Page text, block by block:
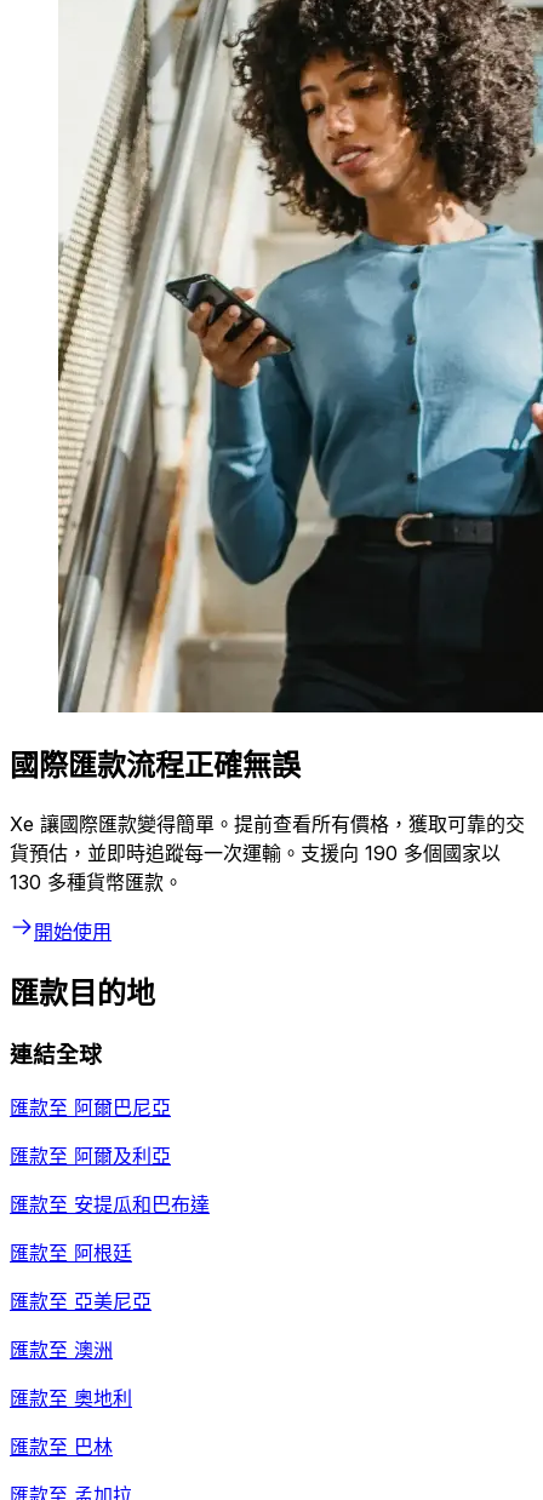
國際匯款流程正確無誤
Xe 讓國際匯款變得簡單。提前查看所有價格，獲取可靠的交
貨預估，並即時追蹤每一次運輸。支援向 190 多個國家以
130 多種貨幣匯款。
開始使用
匯款目的地
連結全球
匯款至 阿爾巴尼亞
匯款至 阿爾及利亞
匯款至 安提瓜和巴布達
匯款至 阿根廷
匯款至 亞美尼亞
匯款至 澳洲
匯款至 奧地利
匯款至 巴林
匯款至 孟加拉